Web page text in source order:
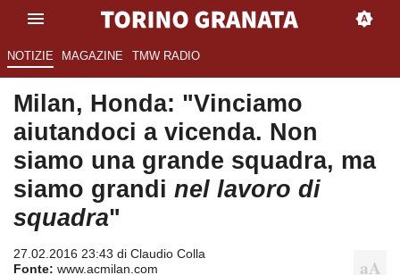
NOTIZIE MAGAZINE TMW RADIO
Milan, Honda: "Vinciamo
aiutandoci a vicenda. Non
siamo una grande squadra, ma
siamo grandi nel lavoro di
squadra"
27.02.2016 23:43 di Claudio Colla
Fonte: www.acmilan.com